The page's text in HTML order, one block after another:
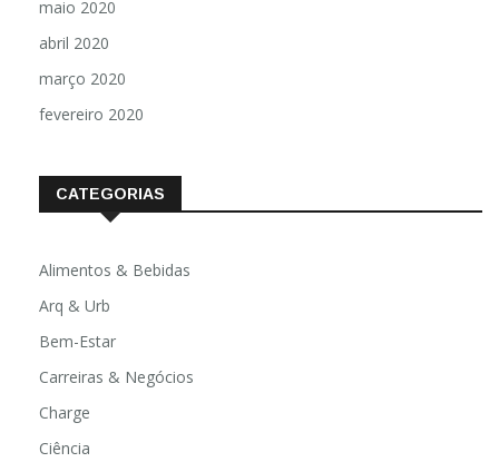
maio 2020
abril 2020
março 2020
fevereiro 2020
CATEGORIAS
Alimentos & Bebidas
Arq & Urb
Bem-Estar
Carreiras & Negócios
Charge
Ciência